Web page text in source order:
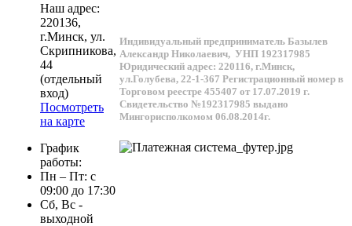
Наш адрес:
220136,
г.Минск, ул.
Скрипникова,
44
(отдельный
вход)
Посмотреть
на карте
График
работы:
Пн – Пт: с
09:00 до 17:30
Сб, Вс -
выходной
Индивидуальный предприниматель Базылев
Александр Николаевич, УНП 192317985
Юридический адрес: 220116, г.Минск,
ул.Голубева, 22-1-367 Регистрационный номер в
Торговом реестре 455407 от 17.07.2019 г.
Свидетельство №192317985 выдано
Мингорисполкомом 06.08.2014г.